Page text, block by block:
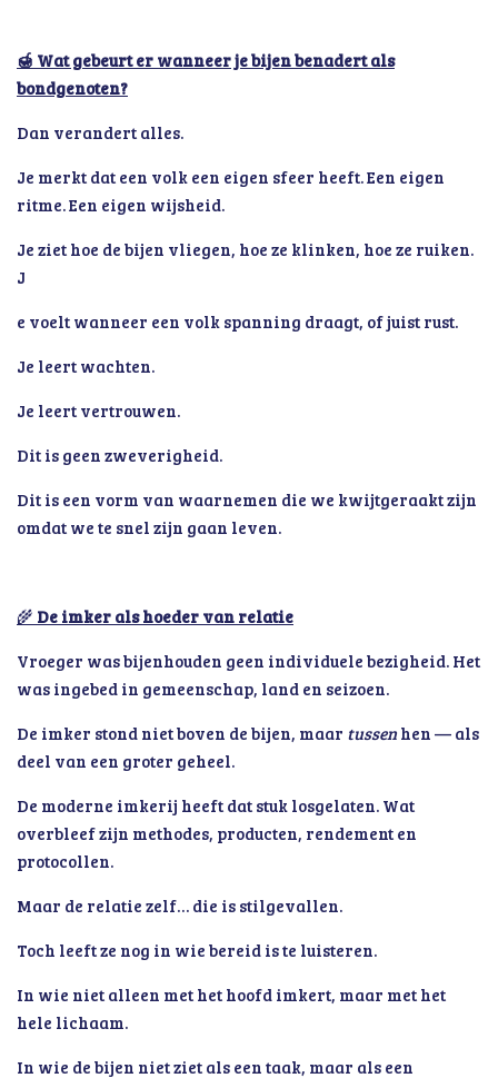
🍯 Wat gebeurt er wanneer je bijen benadert als
bondgenoten?
Dan verandert alles.
Je merkt dat een volk een eigen sfeer heeft. Een eigen
ritme. Een eigen wijsheid.
Je ziet hoe de bijen vliegen, hoe ze klinken, hoe ze ruiken.
J
e voelt wanneer een volk spanning draagt, of juist rust.
Je leert wachten.
Je leert vertrouwen.
Dit is geen zweverigheid.
Dit is een vorm van waarnemen die we kwijtgeraakt zijn
omdat we te snel zijn gaan leven.
🌾 De imker als hoeder van relatie
Vroeger was bijenhouden geen individuele bezigheid. Het
was ingebed in gemeenschap, land en seizoen.
De imker stond niet boven de bijen, maar tussen hen — als
deel van een groter geheel.
De moderne imkerij heeft dat stuk losgelaten. Wat
overbleef zijn methodes, producten, rendement en
protocollen.
Maar de relatie zelf… die is stilgevallen.
Toch leeft ze nog in wie bereid is te luisteren.
In wie niet alleen met het hoofd imkert, maar met het
hele lichaam.
In wie de bijen niet ziet als een taak, maar als een